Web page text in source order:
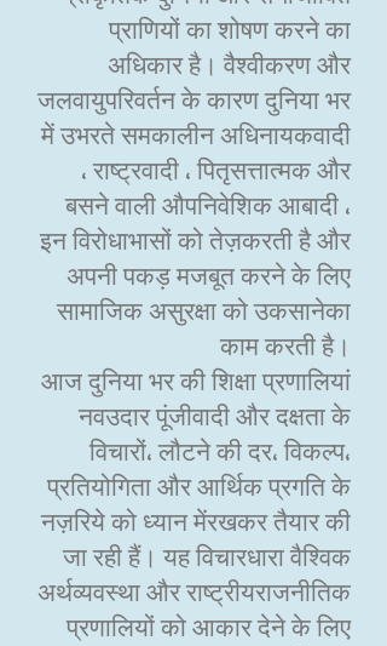
प्राणियों का शोषण करने का
अधिकार है। वैश्वीकरण और
जलवायुपरिवर्तन के कारण दुनिया भर
में उभरते समकालीन अधिनायकवादी
، राष्ट्रवादी ، पितृसत्तात्मक और
बसने वाली औपनिवेशिक आबादी ،
इन विरोधाभासों को तेज़करती है और
अपनी पकड़ मजबूत करने के लिए
सामाजिक असुरक्षा को उकसानेका
काम करती है।
आज दुनिया भर की शिक्षा प्रणालियां
नवउदार पूंजीवादी और दक्षता के
विचारों، लौटने की दर، विकल्प،
प्रतियोगिता और आर्थिक प्रगति के
नज़रिये को ध्यान मेंरखकर तैयार की
जा रही हैं। यह विचारधारा वैश्विक
अर्थव्यवस्था और राष्ट्रीयराजनीतिक
प्रणालियों को आकार देने के लिए